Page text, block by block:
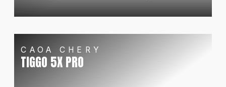
CAOA CHERY
TIGGO 5X PRO